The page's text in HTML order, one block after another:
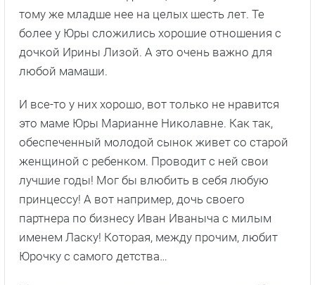
тому же младше нее на целых шесть лет. Те
более у Юры сложились хорошие отношения с
дочкой Ирины Лизой. А это очень важно для
любой мамаши.
И все-то у них хорошо, вот только не нравится
это маме Юры Марианне Николавне. Как так,
обеспеченный молодой сынок живет со старой
женщиной с ребенком. Проводит с ней свои
лучшие годы! Мог бы влюбить в себя любую
принцессу! А вот например, дочь своего
партнера по бизнесу Иван Иваныча с милым
именем Ласку! Которая, между прочим, любит
Юрочку с самого детства…